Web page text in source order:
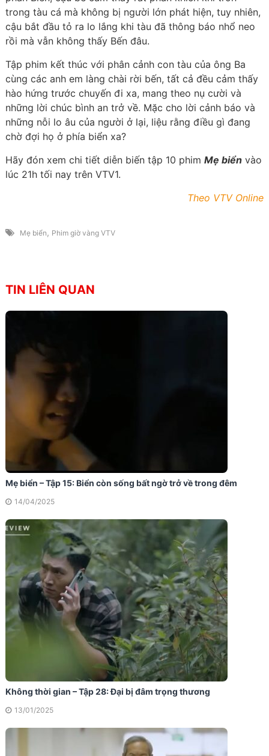
trong tàu cá mà không bị người lớn phát hiện, tuy nhiên,
cậu bắt đầu tỏ ra lo lắng khi tàu đã thông báo nhổ neo
rồi mà vẫn không thấy Bến đâu.
Tập phim kết thúc với phân cảnh con tàu của ông Ba
cùng các anh em làng chài rời bến, tất cả đều cảm thấy
hào hứng trước chuyến đi xa, mang theo nụ cười và
những lời chúc bình an trở về. Mặc cho lời cảnh báo và
những nỗi lo âu của người ở lại, liệu rằng điều gì đang
chờ đợi họ ở phía biển xa?
Hãy đón xem chi tiết diễn biến tập 10 phim Mẹ biểnvào
lúc 21h tối nay trên VTV1.
Theo VTV Online
Mẹ biển , Phim giờ vàng VTV
TIN LIÊN QUAN
Mẹ biển – Tập 15: Biển còn sống bất ngờ trở về trong đêm
14/04/2025
Không thời gian – Tập 28: Đại bị đâm trọng thương
13/01/2025